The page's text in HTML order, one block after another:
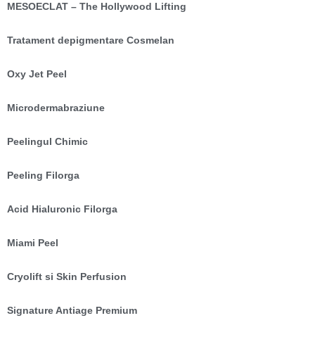
MESOECLAT – The Hollywood Lifting
Tratament depigmentare Cosmelan
Oxy Jet Peel
Microdermabraziune
Peelingul Chimic
Peeling Filorga
Acid Hialuronic Filorga
Miami Peel
Cryolift si Skin Perfusion
Signature Antiage Premium